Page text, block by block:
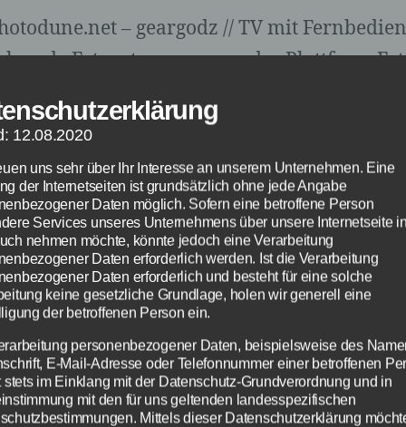
– geargodz // TV mit
Fotos stammen von der Plattform
Europameisterschaft 2012 in Polen-
visuell – Fotolia.com
© bilderstoeckchen –
© SportG – Fotolia.com
© photographer2222 – Fotolia.com
2012 © mozZz – Fotolia.com
© Ray – Fotolia.com
© Mariano Pozo Ruiz – Fotolia.com
Auto © Artur Shevel – Fotolia.com
Spieler © carmeta – Fotolia.com
mit smartphone © pizuttipics –
12.08.2020
uns sehr über Ihr Interesse an unserem Unternehmen. Eine
der Internetseiten ist grundsätzlich ohne jede Angabe
Daten möglich. Sofern eine betroffene Person
Services unseres Unternehmens über unsere Internetseite in
nehmen möchte, könnte jedoch eine Verarbeitung
Daten erforderlich werden. Ist die Verarbeitung
Daten erforderlich und besteht für eine solche
keine gesetzliche Grundlage, holen wir generell eine
der betroffenen Person ein.
personenbezogener Daten, beispielsweise des
E-Mail-Adresse oder Telefonnummer einer betroffenen
stets im Einklang mit der Datenschutz-Grundverordnung und in
mit den für uns geltenden landesspezifischen
Mittels dieser Datenschutzerklärung